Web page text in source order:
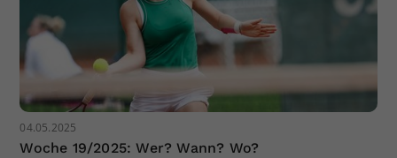
04.05.2025
Woche 19/2025: Wer? Wann? Wo?